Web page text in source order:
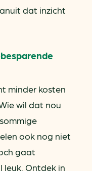
dat inzicht
minder kosten
wil dat nou
ook nog niet
gaat
leuk. Ontdek in